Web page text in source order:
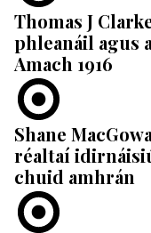
Thomas J
phleanáil agus
Amach 1916
Shane
réaltaí
chuid amhrán